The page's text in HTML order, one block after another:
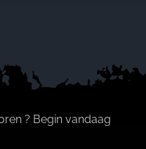
? Begin vandaag